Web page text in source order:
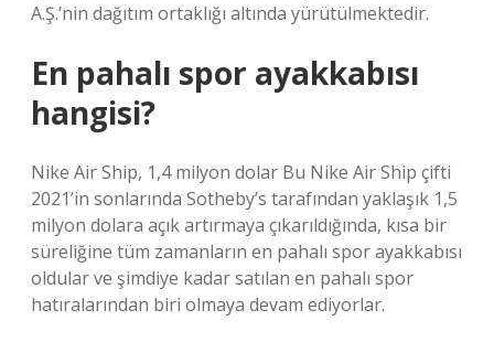
A.Ş.’nin dağıtım ortaklığı altında yürütülmektedir.
En pahalı spor ayakkabısı
hangisi?
Nike Air Ship, 1,4 milyon dolar Bu Nike Air Ship çifti
2021’in sonlarında Sotheby’s tarafından yaklaşık 1,5
milyon dolara açık artırmaya çıkarıldığında, kısa bir
süreliğine tüm zamanların en pahalı spor ayakkabısı
oldular ve şimdiye kadar satılan en pahalı spor
hatıralarından biri olmaya devam ediyorlar.